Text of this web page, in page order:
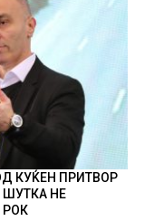
КУЌЕН ПРИТВОР
ШУТКА НЕ
РОК